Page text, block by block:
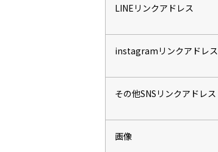
LINEリンクアドレス
instagramリンクアドレス
その他SNSリンクアドレス
画像